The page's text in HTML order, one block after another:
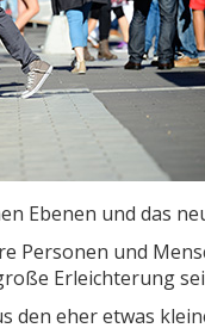
Ebenen und das
Personen und
Erleichterung
den eher etwas